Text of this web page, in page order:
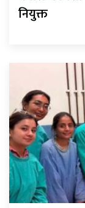
नियुक्त